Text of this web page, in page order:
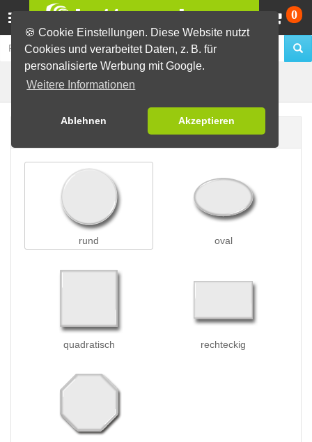
🍪 Cookie Einstellungen. Diese Website nutzt
Cookies und verarbeitet Daten, z. B. für
personalisierte Werbung mit Google.
Weitere Informationen
Ablehnen Akzeptieren
0
Buttons erstellen Butterfly-Buttons
rund oval
quadratisch rechteckig